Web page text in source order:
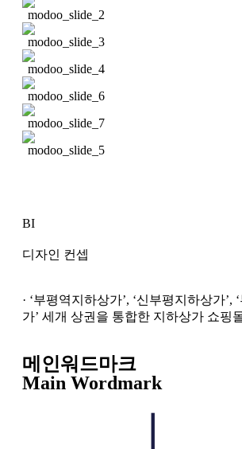
BI
디자인 컨셉
· ‘부평역지하상가’, ‘신부평지하상가’,
가’ 세개 상권을 통합한 지하상가 쇼핑
메인워드마크
Main Wordmark